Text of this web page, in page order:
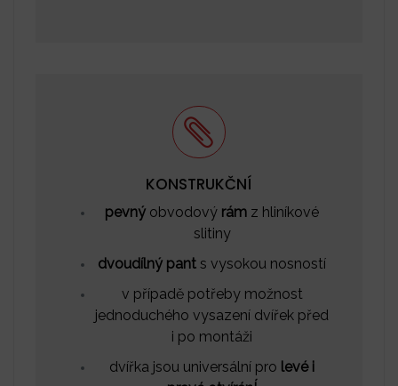
KONSTRUKČNÍ
pevný obvodový rám z hliníkové
slitiny
dvoudílný pant s vysokou nosností
v případě potřeby možnost
jednoduchého vysazení dvířek před
i po montáži
dvířka jsou universální pro levé i